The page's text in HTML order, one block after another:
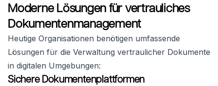
Moderne Lösungen für vertrauliches
Dokumentenmanagement
Heutige Organisationen benötigen umfassende
Lösungen für die Verwaltung vertraulicher Dokumente
in digitalen Umgebungen:
Sichere Dokumentenplattformen